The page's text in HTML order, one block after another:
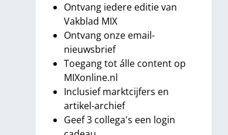
Ontvang iedere editie van
Vakblad MIX
Ontvang onze email-
nieuwsbrief
Toegang tot álle content op
MIXonline.nl
Inclusief marktcijfers en
artikel-archief
Geef 3 collega's een login